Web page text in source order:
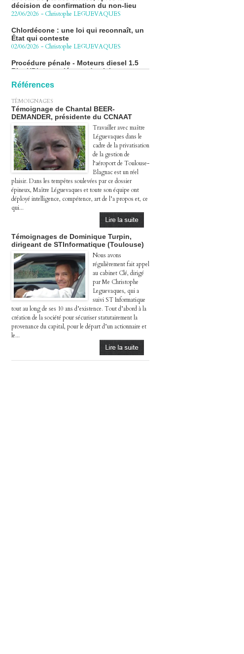
Chlordécone : une loi qui reconnaît, un
État qui conteste
02/06/2026
Procédure pénale - Moteurs diesel 1.5
BlueHDi : complément de plainte contre
27/04/2026 -Christophe LEGUEVAQUES
Péage autoroute : tout savoir (ou
le 2 avril
07/04/2026 -Christophe LEGUEVAQUES
Références
TÉMOIGNAGES
Témoignage de Chantal BEER-
DEMANDER, présidente du CCNAAT
Travailler avec maître
Léguevaques dans le
cadre de la privatisation
de la gestion de
l‘aéroport de Toulouse-
Blagnac est un réel
plaisir. Dans les tempêtes soulevées par ce dossier
épineux, Maître Léguevaques et toute son équipe ont
déployé intelligence, compétence, art de l’a propos et, ce
qui...
Témoignages de Dominique Turpin,
dirigeant de STInformatique (Toulouse)
Nous avons
régulièrement fait appel
au cabinet Clé, dirigé
par Me Christophe
Leguevaques, qui a
suivi ST Informatique
tout au long de ses 10 ans d’existence. Tout d’abord à la
création de la société pour sécuriser statutairement la
provenance du capital, pour le départ d’un actionnaire et
le...